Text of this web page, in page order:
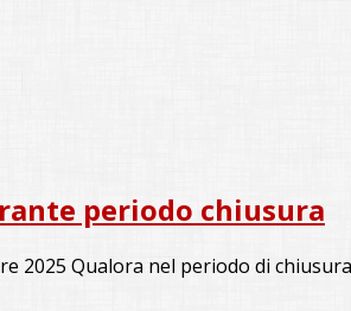
periodo chiusura
2025 Qualora nel periodo di